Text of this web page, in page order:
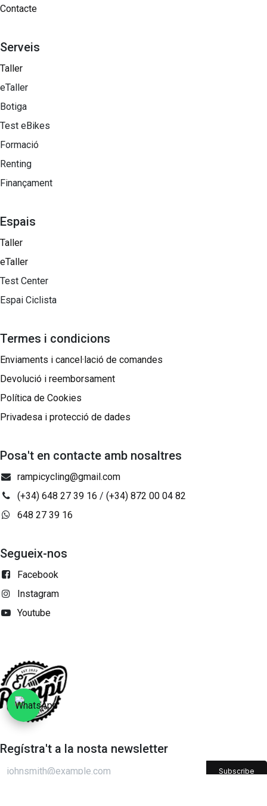
Contacte
Serveis
Taller
eTaller
Botiga
Test eBikes
Formació
Renting
Finançament
Espais
Taller
eTaller
Test Center
Espai Ciclista
Termes i condicions
Enviaments i cancel·lació de comandes
Devolució i reemborsament
Política de Cookies
Privadesa i protecció de dades
Posa't en contacte amb nosaltres
rampicycling@gmail.com
(+34) 648 27 39 16 / (+34) 872 00 04 82
648 27 39 16
Segueix-nos
Facebook
Instagram
Youtube
Regístra't a la nosta newsletter
Subscribe